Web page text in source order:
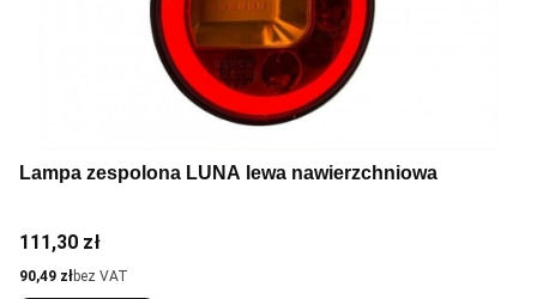
Lampa zespolona LUNA lewa nawierzchniowa
Cena
111,30 zł
Cena
90,49 złbez VAT